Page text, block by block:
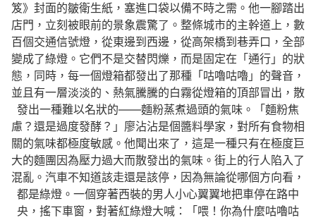
笈》封面的皺衛生紙，塞進口袋以備不時之需。他一腳踏出
店門，立刻被眼前的景象震驚了。整條城市的主幹道上，數
百個交通信號燈，從東邊到西邊，從高架橋到巷弄口，全部
變成了綠燈。它們不是交替閃爍，而是固定在「通行」的狀
態，同時，每一個燈箱都發出了那種「咕嚕咕嚕」的聲音，
並且有一層淡淡的、熱氣騰騰的白霧從燈箱的頂部冒出，散
發出一種難以名狀的——麵粉蒸煮過頭的氣味。「麵粉焦
慮？還是過度發酵？」廖沾沾是個醬料學家，對所有食物相
關的氣味都極度敏感。他聞出來了，這是一種只有在極度巨
大的麵團因為壓力過大而散發出的氣味。街上的行人陷入了
混亂。汽車不知道該走還是該停，因為無論從哪個方向看，
都是綠燈。一個穿著西裝的男人小心翼翼地把車停在路中
央，搖下車窗，對著紅綠燈大喊：「喂！你為什麼咕嚕咕